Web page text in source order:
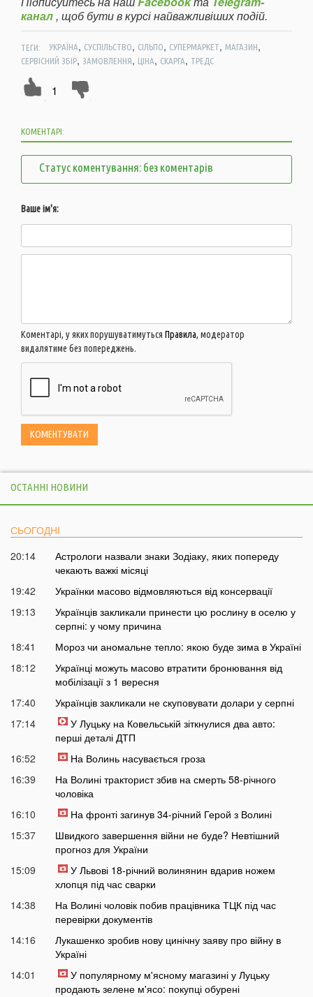
канал, щоб бути в курсі найважливіших подій.
ТЕГИ: УКРАЇНА, СУСПІЛЬСТВО, СІЛЬПО, СУПЕРМАРКЕТ, МАГАЗИН,
СЕРВІСНИЙ ЗБІР, ЗАМОВЛЕННЯ, ЦІНА, СКАРГА, ТРЕДС
1
КОМЕНТАРІ:
Статус коментування: без коментарів
Ваше ім'я:
Коментарі, у яких порушуватимуться Правила, модератор
видалятиме без попереджень.
ОСТАННІ НОВИНИ
СЬОГОДНІ
20:14
Астрологи назвали знаки Зодіаку, яких попереду
чекають важкі місяці
19:42
Українки масово відмовляються від консервації
19:13
Українців закликали принести цю рослину в оселю у
серпні: у чому причина
18:41
Мороз чи аномальне тепло: якою буде зима в Україні
18:12
Українці можуть масово втратити бронювання від
мобілізації з 1 вересня
17:40
Українців закликали не скуповувати долари у серпні
17:14
У Луцьку на Ковельській зіткнулися два авто:
перші деталі ДТП
16:52
На Волинь насувається гроза
16:39
На Волині тракторист збив на смерть 58-річного
чоловіка
16:10
На фронті загинув 34-річний Герой з Волині
15:37
Швидкого завершення війни не буде? Невтішний
прогноз для України
15:09
У Львові 18-річний волинянин вдарив ножем
хлопця під час сварки
14:38
На Волині чоловік побив працівника ТЦК під час
перевірки документів
14:16
Лукашенко зробив нову цинічну заяву про війну в
Україні
14:01
У популярному м'ясному магазині у Луцьку
продають зелене м'ясо: покупці обурені